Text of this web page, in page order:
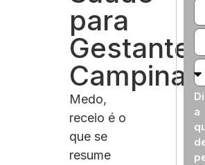
para
Gestantes
Campinas
Medo,
receio é o
que se
resume
a